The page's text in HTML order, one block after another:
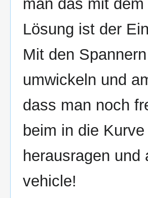
man das mit
Lösung ist der
Mit den
umwickeln und
dass man noch
beim in die
herausragen
vehicle!